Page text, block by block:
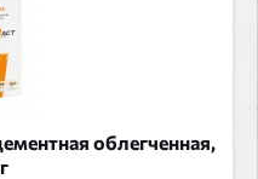
облегченная,